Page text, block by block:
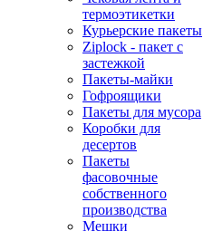
термоэтикетки
Курьерские пакеты
Ziplock - пакет с
застежкой
Пакеты-майки
Гофроящики
Пакеты для мусора
Коробки для
десертов
Пакеты
фасовочные
собственного
производства
Мешки